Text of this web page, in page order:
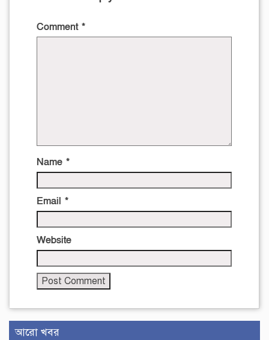
Comment *
Name *
Email *
Website
আরো খবর